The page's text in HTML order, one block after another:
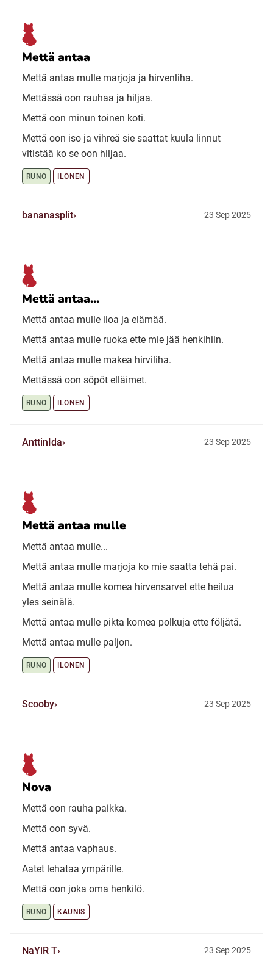
Mettä antaa
Mettä antaa mulle marjoja ja hirvenliha.
Mettässä oon rauhaa ja hiljaa.
Mettä oon minun toinen koti.
Mettä oon iso ja vihreä sie saattat kuula linnut
vitistää ko se oon hiljaa.
RUNO ILONEN
bananasplit 23 Sep 2025
Mettä antaa...
Mettä antaa mulle iloa ja elämää.
Mettä antaa mulle ruoka ette mie jää henkihiin.
Mettä antaa mulle makea hirviliha.
Mettässä oon söpöt elläimet.
RUNO ILONEN
AnttinIda 23 Sep 2025
Mettä antaa mulle
Mettä antaa mulle...
Mettä antaa mulle marjoja ko mie saatta tehä pai.
Mettä antaa mulle komea hirvensarvet ette heilua
yles seinälä.
Mettä antaa mulle pikta komea polkuja ette följätä.
Mettä antaa mulle paljon.
RUNO ILONEN
Scooby 23 Sep 2025
Nova
Mettä oon rauha paikka.
Mettä oon syvä.
Mettä antaa vaphaus.
Aatet lehataa ympärille.
Mettä oon joka oma henkilö.
RUNO KAUNIS
NaYiR T 23 Sep 2025